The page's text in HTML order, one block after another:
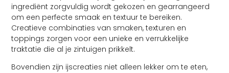
ingrediënt zorgvuldig wordt gekozen en gearrangeerd
om een perfecte smaak en textuur te bereiken.
Creatieve combinaties van smaken, texturen en
toppings zorgen voor een unieke en verrukkelijke
traktatie die al je zintuigen prikkelt.
Bovendien zijn ijscreaties niet alleen lekker om te eten,